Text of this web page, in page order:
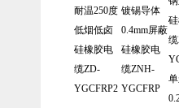
耐温250度
低烟低卤
硅橡胶电
缆ZD-
YGCFRP2
镀锡导体
0.4mm屏蔽
硅橡胶电
缆ZNH-
YGCFRP